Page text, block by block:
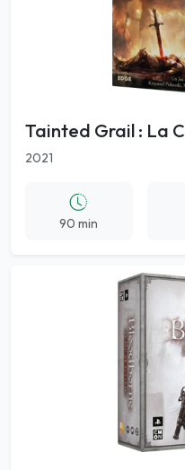
Tainted Grail : La
2021
90 min